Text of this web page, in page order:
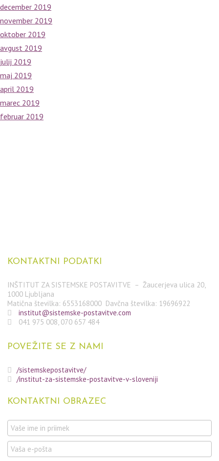
december 2019
november 2019
oktober 2019
avgust 2019
julij 2019
maj 2019
april 2019
marec 2019
februar 2019
KONTAKTNI PODATKI
INŠTITUT ZA SISTEMSKE POSTAVITVE – Žaucerjeva ulica 20,
1000 Ljubljana
Matična številka: 6553168000 Davčna številka: 19696922
institut@sistemske-postavitve.com
041 975 008, 070 657 484
POVEŽITE SE Z NAMI
/sistemskepostavitve/
/institut-za-sistemske-postavitve-v-sloveniji
KONTAKTNI OBRAZEC